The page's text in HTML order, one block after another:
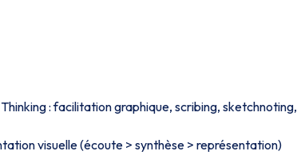
: facilitation graphique, scribing, sketchnoting,
visuelle (écoute > synthèse > représentation)